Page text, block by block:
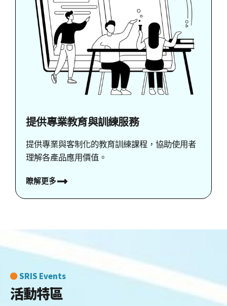
提供專業教育與訓練服務
提供專業與客制化的教育訓練課程，協助使用者
理解各產品應用價值。
瞭解更多
SRIS Events
活動特區